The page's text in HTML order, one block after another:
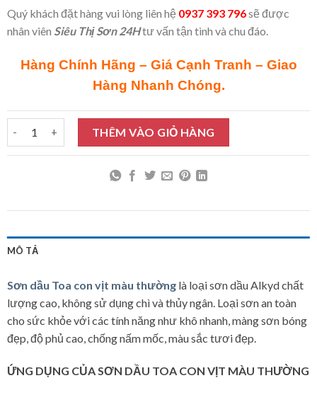
Quý khách đặt hàng vui lòng liên hệ 0937 393 796sẽ được
nhân viên Siêu Thị Sơn 24Htư vấn tận tình và chu đáo.
Hàng Chính Hãng – Giá Cạnh Tranh – Giao
Hàng Nhanh Chóng.
Sơn dầu Toa con vịt màu thường 3L số lượng
THÊM VÀO GIỎ HÀNG
MÔ TẢ
Sơn dầu Toa con vịt màu thườnglà loại sơn dầu Alkyd chất
lượng cao, không sử dụng chì và thủy ngân. Loại sơn an toàn
cho sức khỏe với các tính năng như khô nhanh, màng sơn bóng
đẹp, độ phủ cao, chống nấm mốc, màu sắc tươi đẹp.
ỨNG DỤNG CỦA SƠN DẦU TOA CON VỊT MÀU THƯỜNG